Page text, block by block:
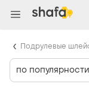
по популярности
Подрулевые